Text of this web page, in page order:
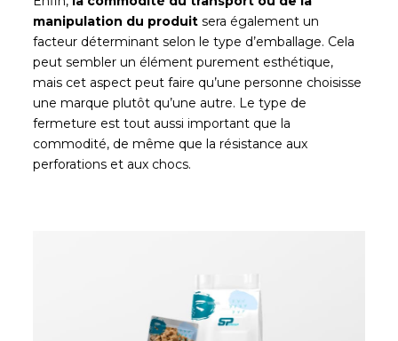
manipulation du produit sera également un
facteur déterminant selon le type d’emballage. Cela
peut sembler un élément purement esthétique,
mais cet aspect peut faire qu’une personne choisisse
une marque plutôt qu’une autre. Le type de
fermeture est tout aussi important que la
commodité, de même que la résistance aux
perforations et aux chocs.